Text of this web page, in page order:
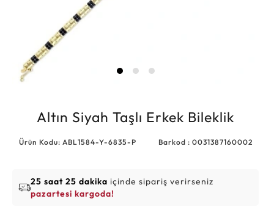
Altın Siyah Taşlı Erkek Bileklik
Ürün Kodu: ABL1584-Y-6835-P Barkod : 0031387160002
25 saat 25 dakika içinde sipariş verirseniz
pazartesi kargoda!